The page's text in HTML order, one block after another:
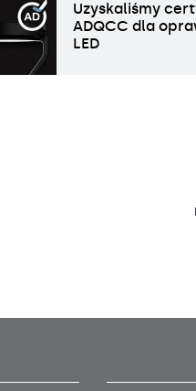
Uzyskaliśmy
ADQCC dla
LED